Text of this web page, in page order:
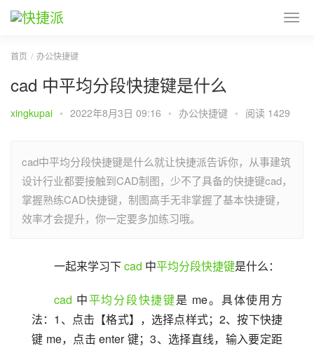
首页 办公快捷键
cad 中平均分段快捷键是什么
xingkupai • 2022年8月3日 09:16 • 办公快捷键 • 阅读 1429
cad中平均分段快捷键是什么就让快捷派告诉你，从事建筑
设计行业都要接触到CAD制图，少不了具备的快捷键cad，
掌握熟练CAD快捷键，制图高手无非掌握了基本快捷键，
效率才会提升，你一定要多加练习哦。
一起来学习下 cad 中平均分段快捷键是什么：
cad 中平均分段快捷键是 me。具体使用方
法：1、点击【格式】，选择点样式；2、按下快捷
键 me，点击 enter 键；3、选择直线，输入要定距